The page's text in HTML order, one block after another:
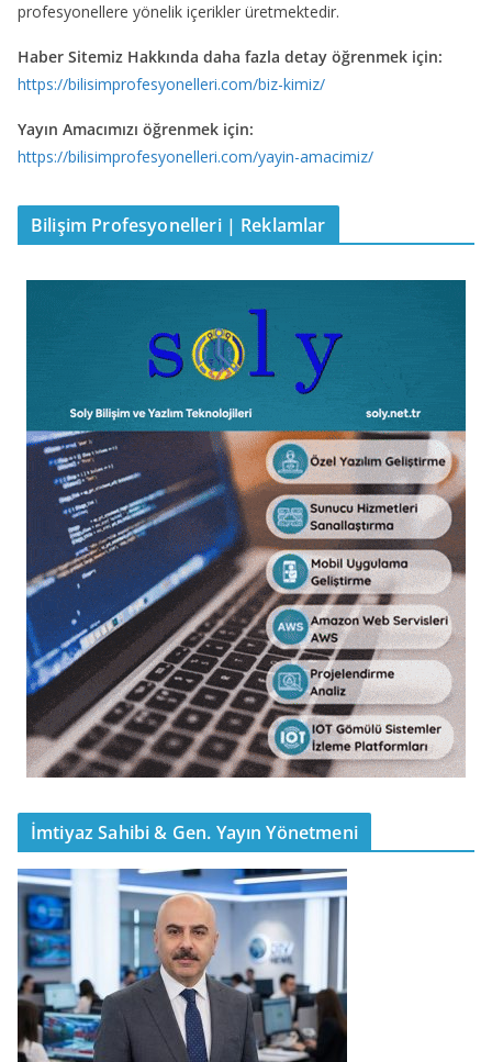
profesyonellere yönelik içerikler üretmektedir.
Haber Sitemiz Hakkında daha fazla detay öğrenmek için:
https://bilisimprofesyonelleri.com/biz-kimiz/
Yayın Amacımızı öğrenmek için:
https://bilisimprofesyonelleri.com/yayin-amacimiz/
Bilişim Profesyonelleri | Reklamlar
İmtiyaz Sahibi & Gen. Yayın Yönetmeni